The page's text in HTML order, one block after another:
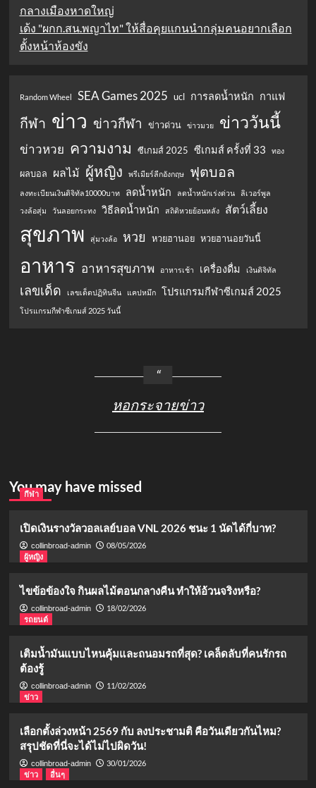
กลางเมืองหาดใหญ่
เด้ง "ผกก.สน.พญาไท" ให้สื่อคุยแกนนำกลุ่มคนอยากเลือก
ตั้งหน้าห้องขัง
Random Wheel SEA Games 2025 ucl การลดน้ำหนัก กาแฟ
กีฬา ข่าว ข่าวกีฬา ข่าวด่วน ข่าวมวย ข่าววันนี้
ข่าวหวย ความงาม ซีเกมส์ 2025 ซีเกมส์ ครั้งที่ 33 ทอง
ผลบอล ผลไม้ ผู้หญิง พรีเมียร์ลีกอังกฤษ ฟุตบอล
ลงทะเบียนเงินดิจิทัล10000บาท ลดน้ำหนัก ลดน้ำหนักเร่งด่วน
ลิเวอร์พูล
วงล้อสุ่ม
วันลอยกระทง วิธีลดน้ำหนัก สถิติหวยย้อนหลัง สัตว์เลี้ยง
สุขภาพ สุ่มวงล้อ หวย หวยฮานอย หวยฮานอยวันนี้
อาหาร อาหารสุขภาพ อาหารเช้า เครื่องดื่ม เงินดิจิทัล
เลขเด็ด เลขเด็ดปฏิทินจีน แคปหมึก โปรแกรมกีฬาซีเกมส์ 2025
โปรแกรมกีฬาซีเกมส์ 2025 วันนี้
หอกระจายข่าว
You may have missed
กีฬา
เปิดเงินรางวัลวอลเลย์บอล VNL 2026 ชนะ 1 นัดได้กี่บาท?
collinbroad-admin
08/05/2026
ผู้หญิง
ไขข้อข้องใจ กินผลไม้ตอนกลางคืน ทำให้อ้วนจริงหรือ?
collinbroad-admin
18/02/2026
รถยนต์
เติมน้ำมันแบบไหนคุ้มและถนอมรถที่สุด? เคล็ดลับที่คนรักรถ
ต้องรู้
collinbroad-admin
11/02/2026
ข่าว
เลือกตั้งล่วงหน้า 2569 กับ ลงประชามติ คือวันเดียวกันไหม?
สรุปชัดที่นี่จะได้ไม่ไปผิดวัน!
collinbroad-admin
30/01/2026
ข่าว
อื่นๆ